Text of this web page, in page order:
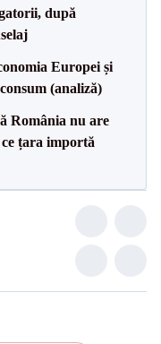
după
Europei și
(analiză)
România nu are
țara importă